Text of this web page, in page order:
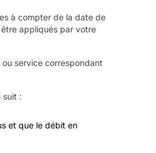
à compter de la date de
appliqués par votre
service correspondant
suit :
et que le débit en